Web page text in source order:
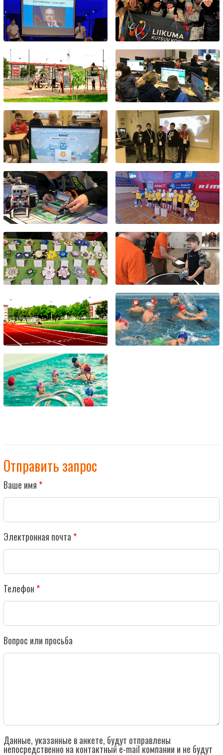
Отправить запрос
Ваше имя
Электронная почта
Телефон
Вопрос или просьба
Данные, указанные в анкете, будут отправлены
непосредственно на контактный e-mail компании и не будут